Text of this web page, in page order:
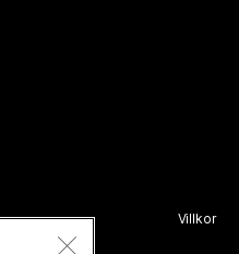
Villkor